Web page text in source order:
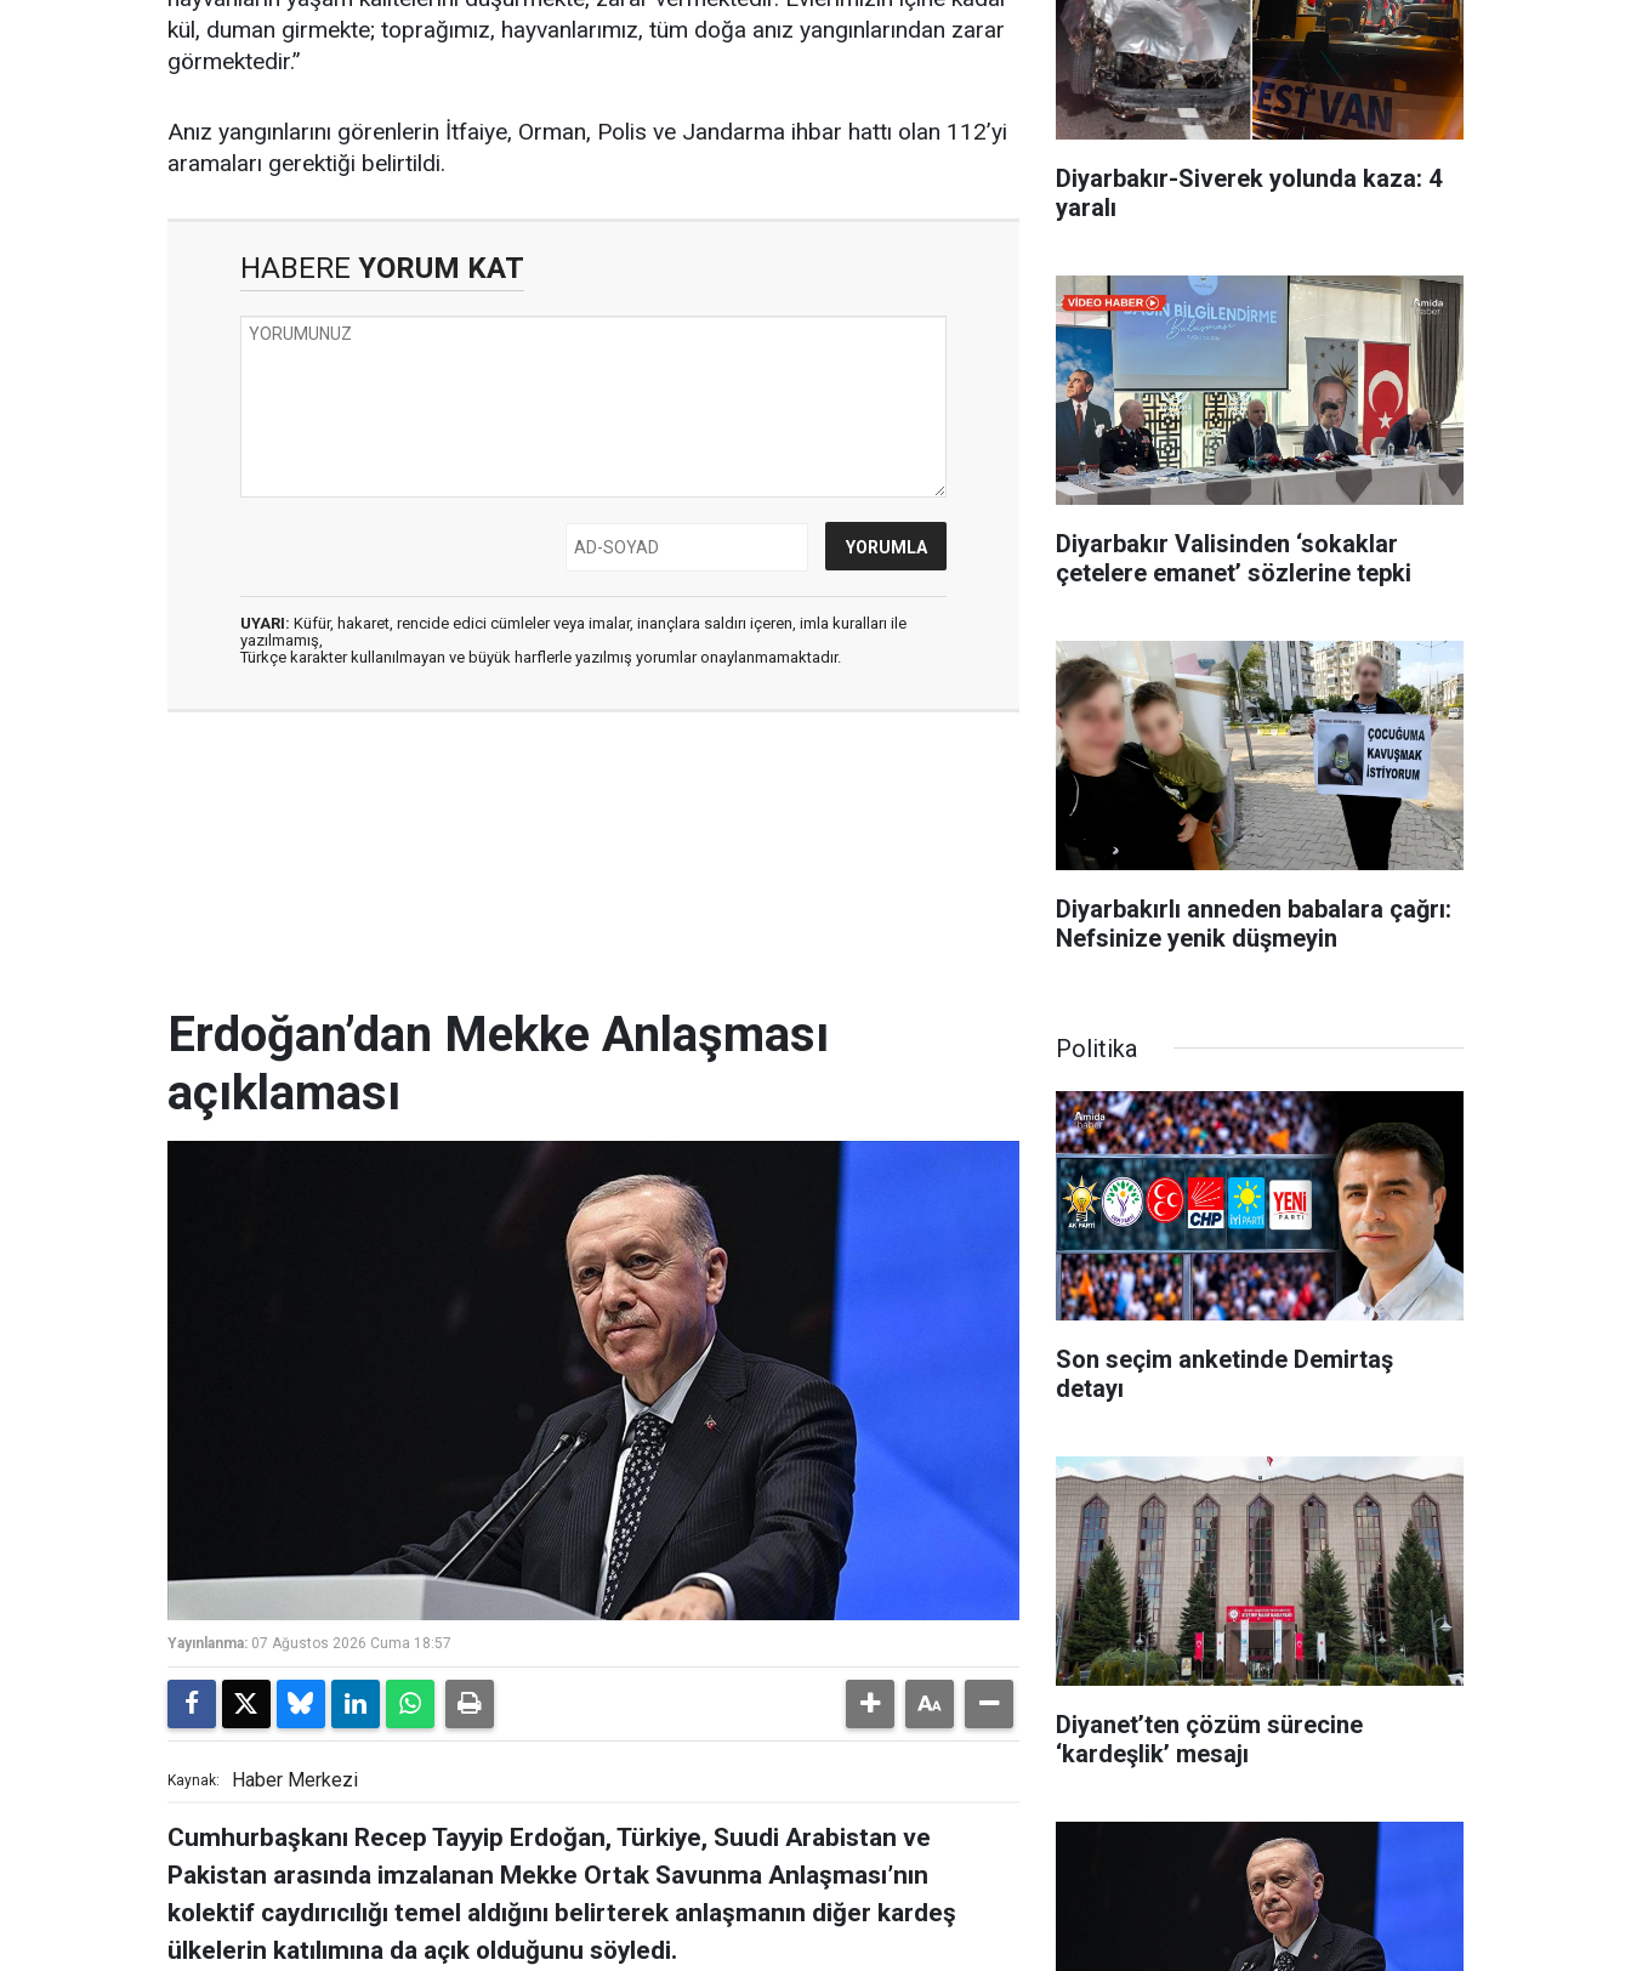
kül, duman girmekte; toprağımız, hayvanlarımız, tüm doğa anız yangınlarından zarar
görmektedir.”
Anız yangınlarını görenlerin İtfaiye, Orman, Polis ve Jandarma ihbar hattı olan 112’yi
aramaları gerektiği belirtildi.
HABERE YORUM KAT
UYARI: Küfür, hakaret, rencide edici cümleler veya imalar, inançlara saldırı içeren, imla kuralları ile
yazılmamış,
Türkçe karakter kullanılmayan ve büyük harflerle yazılmış yorumlar onaylanmamaktadır.
Diyarbakır-Siverek yolunda kaza: 4
yaralı
Diyarbakır Valisinden ‘sokaklar
çetelere emanet’ sözlerine tepki
Diyarbakırlı anneden babalara çağrı:
Nefsinize yenik düşmeyin
Erdoğan’dan Mekke Anlaşması
açıklaması
Yayınlanma: 07 Ağustos 2026 Cuma 18:57
Kaynak: Haber Merkezi
Cumhurbaşkanı Recep Tayyip Erdoğan, Türkiye, Suudi Arabistan ve
Pakistan arasında imzalanan Mekke Ortak Savunma Anlaşması’nın
kolektif caydırıcılığı temel aldığını belirterek anlaşmanın diğer kardeş
ülkelerin katılımına da açık olduğunu söyledi.
Politika
Son seçim anketinde Demirtaş
detayı
Diyanet’ten çözüm sürecine
‘kardeşlik’ mesajı